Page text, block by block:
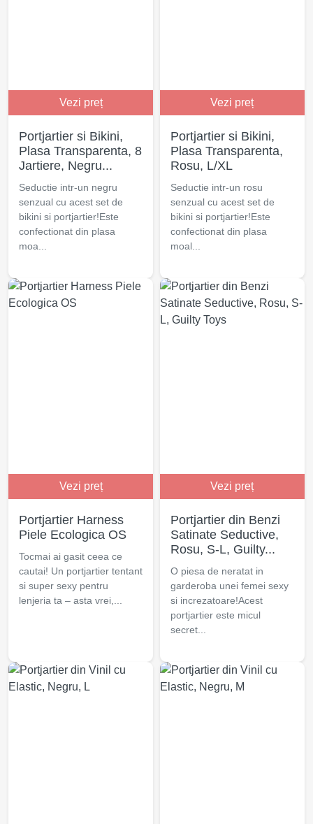
Vezi preț
Portjartier si Bikini,
Plasa Transparenta, 8
Jartiere, Negru...
Seductie intr-un negru
senzual cu acest set de
bikini si portjartier!Este
confectionat din plasa
moa...
Vezi preț
Portjartier si Bikini,
Plasa Transparenta,
Rosu, L/XL
Seductie intr-un rosu
senzual cu acest set de
bikini si portjartier!Este
confectionat din plasa
moal...
Vezi preț
Portjartier Harness
Piele Ecologica OS
Tocmai ai gasit ceea ce
cautai! Un portjartier tentant
si super sexy pentru
lenjeria ta – asta vrei,...
Vezi preț
Portjartier din Benzi
Satinate Seductive,
Rosu, S-L, Guilty...
O piesa de neratat in
garderoba unei femei sexy
si increzatoare!Acest
portjartier este micul
secret...